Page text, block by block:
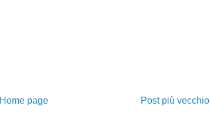
Post più vecchio
Home page